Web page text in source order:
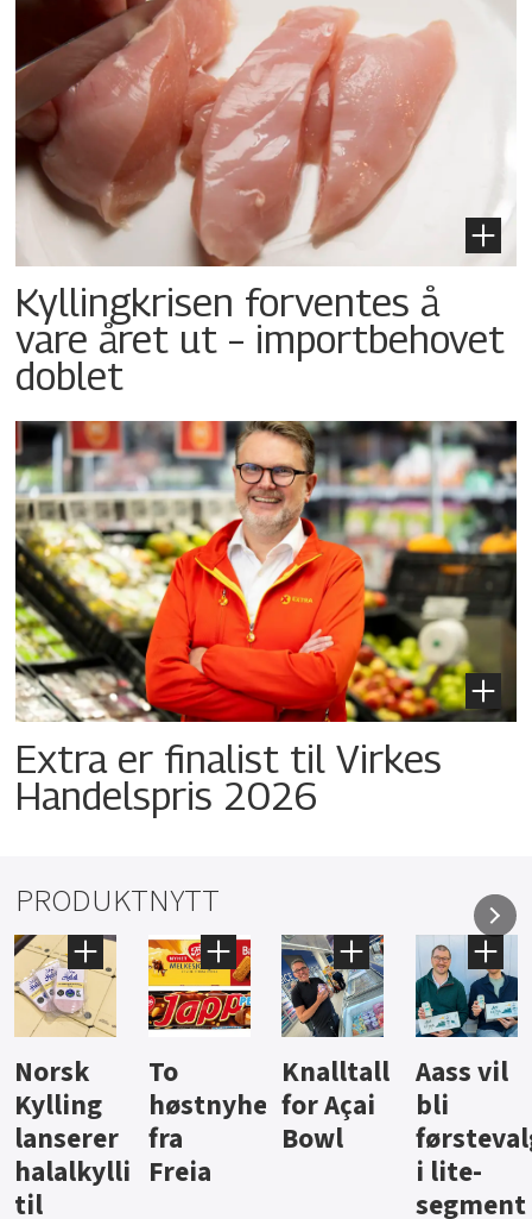
Kyllingkrisen forventes å
vare året ut – importbehovet
doblet
Extra er finalist til Virkes
Handelspris 2026
PRODUKTNYTT
Knalltall
for Açai
Bowl
Aass vil
bli
førstevalg
i lite-
Brus og
jus fra
Berentsen
Hard
iste fra
Hansa